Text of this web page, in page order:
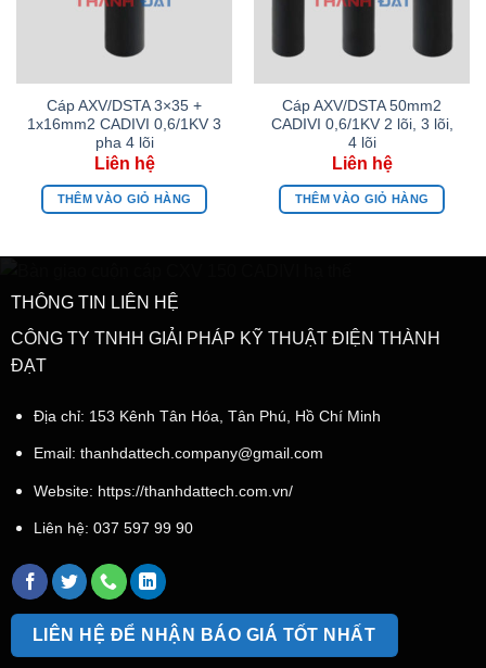
Cáp AXV/DSTA 3×35 +
1x16mm2 CADIVI 0,6/1KV 3
pha 4 lõi
THÊM VÀO GIỎ HÀNG
Cáp AXV/DSTA 50mm2
CADIVI 0,6/1KV 2 lõi, 3 lõi,
4 lõi
THÊM VÀO GIỎ HÀNG
THÔNG TIN LIÊN HỆ
CÔNG TY TNHH GIẢI PHÁP KỸ THUẬT ĐIỆN THÀNH
ĐẠT
Địa chỉ: 153 Kênh Tân Hóa, Tân Phú, Hồ Chí Minh
Email: thanhdattech.company@gmail.com
Website: https://thanhdattech.com.vn/
Liên hệ: 037 597 99 90
LIÊN HỆ ĐỂ NHẬN BÁO GIÁ TỐT NHẤT